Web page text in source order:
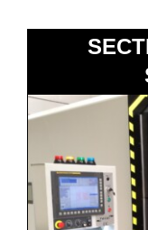
Elle possède
fonction est
extrémités de